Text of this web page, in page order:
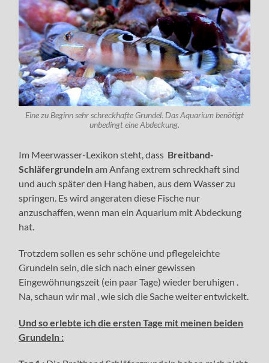
Eine zu Beginn sehr schreckhafte Grundel. Das Aquarium benötigt
unbedingt eine Abdeckung.
Im Meerwasser-Lexikon steht, dass Breitband-
Schläfergrundelnam Anfang extrem schreckhaft sind
und auch später den Hang haben, aus dem Wasser zu
springen. Es wird angeraten diese Fische nur
anzuschaffen, wenn man ein Aquarium mit Abdeckung
hat.
Trotzdem sollen es sehr schöne und pflegeleichte
Grundeln sein, die sich nach einer gewissen
Eingewöhnungszeit (ein paar Tage) wieder beruhigen .
Na, schaun wir mal , wie sich die Sache weiter entwickelt.
Und so erlebte ich die ersten Tage mit meinen beiden
Grundeln :